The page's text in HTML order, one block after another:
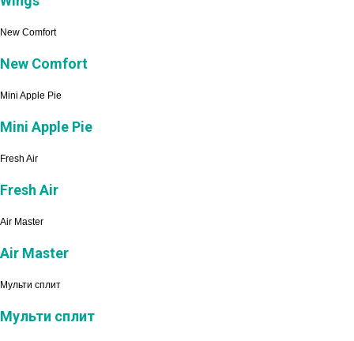
New Comfort
New Comfort
Mini Apple Pie
Mini Apple Pie
Fresh Air
Fresh Air
Air Master
Air Master
Мульти сплит
Мульти сплит